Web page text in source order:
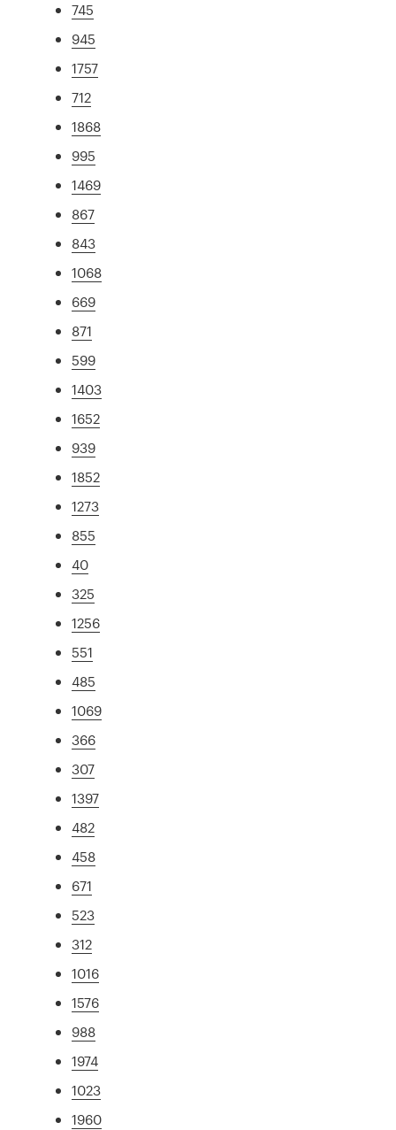
745
945
1757
712
1868
995
1469
867
843
1068
669
871
599
1403
1652
939
1852
1273
855
40
325
1256
551
485
1069
366
307
1397
482
458
671
523
312
1016
1576
988
1974
1023
1960